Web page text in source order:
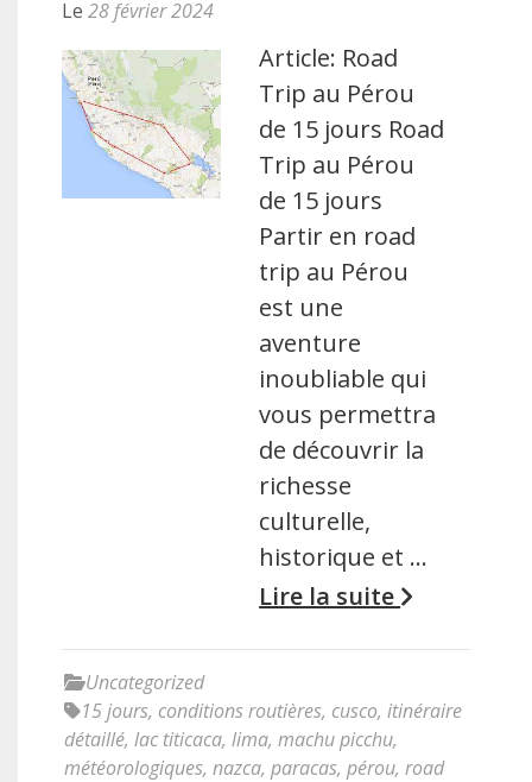
Le 28 février 2024
Article: Road
Trip au Pérou
de 15 jours Road
Trip au Pérou
de 15 jours
Partir en road
trip au Pérou
est une
aventure
inoubliable qui
vous permettra
de découvrir la
richesse
culturelle,
historique et …
Lire la suite
Uncategorized
15 jours, conditions routières, cusco, itinéraire
détaillé, lac titicaca, lima, machu picchu,
météorologiques, nazca, paracas, pérou, road